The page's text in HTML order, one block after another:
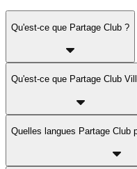
Qu'est-ce que Partage Club ?
Qu'est-ce que Partage Club
Quelles langues Partage Club